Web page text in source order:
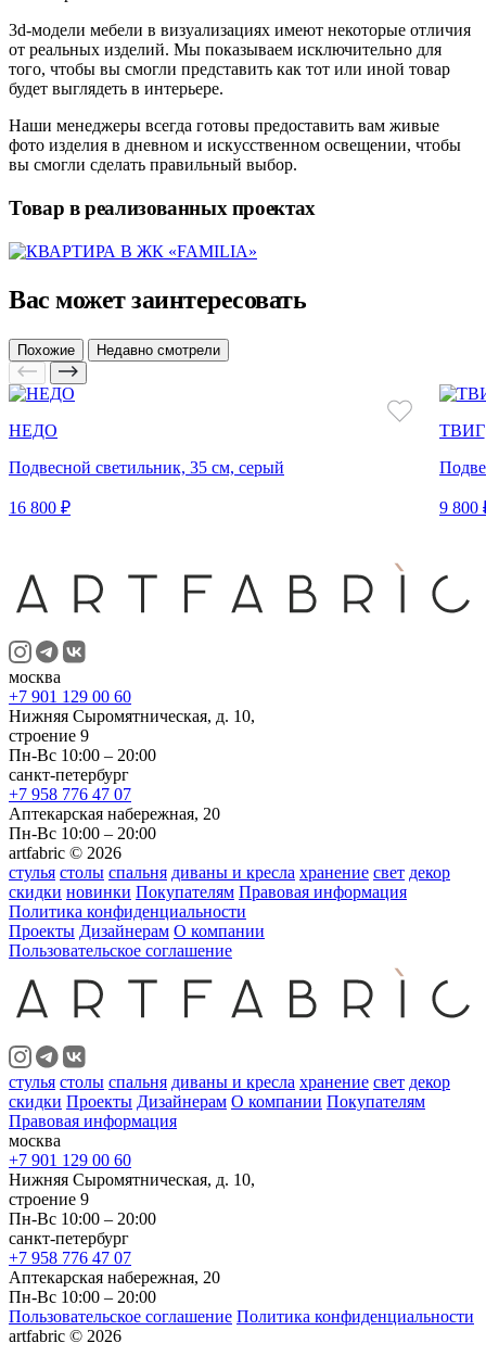
3d-модели мебели в визуализациях имеют некоторые отличия
от реальных изделий. Мы показываем исключительно для
того, чтобы вы смогли представить как тот или иной товар
будет выглядеть в интерьере.
Наши менеджеры всегда готовы предоставить вам живые
фото изделия в дневном и искусственном освещении, чтобы
вы смогли сделать правильный выбор.
Товар в реализованных проектах
Вас может заинтересовать
Похожие Недавно смотрели
НЕДО
Подвесной светильник, 35 см, серый
16 800 ₽
ТВИГ
9 800
москва
+7 901 129 00 60
Нижняя Сыромятническая, д. 10,
строение 9
Пн-Вс 10:00 – 20:00
санкт-петербург
+7 958 776 47 07
Аптекарская набережная, 20
Пн-Вс 10:00 – 20:00
artfabric © 2026
стулья столы спальня диваны и кресла хранение свет декор
скидки новинки Покупателям Правовая информация
Политика конфиденциальности
Проекты Дизайнерам О компании
Пользовательское соглашение
стулья столы спальня диваны и кресла хранение свет декор
скидки Проекты Дизайнерам О компании Покупателям
Правовая информация
москва
+7 901 129 00 60
Нижняя Сыромятническая, д. 10,
строение 9
Пн-Вс 10:00 – 20:00
санкт-петербург
+7 958 776 47 07
Аптекарская набережная, 20
Пн-Вс 10:00 – 20:00
Пользовательское соглашение Политика конфиденциальности
artfabric © 2026